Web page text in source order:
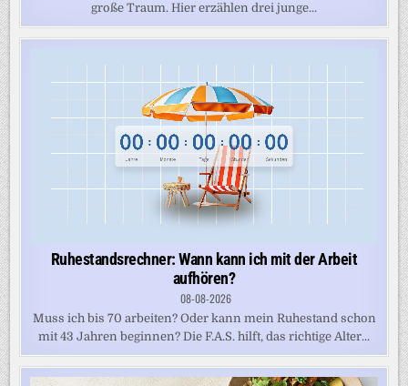
große Traum. Hier erzählen drei junge...
Ruhestandsrechner: Wann kann ich mit der Arbeit
aufhören?
08-08-2026
Muss ich bis 70 arbeiten? Oder kann mein Ruhestand schon
mit 43 Jahren beginnen? Die F.A.S. hilft, das richtige Alter...